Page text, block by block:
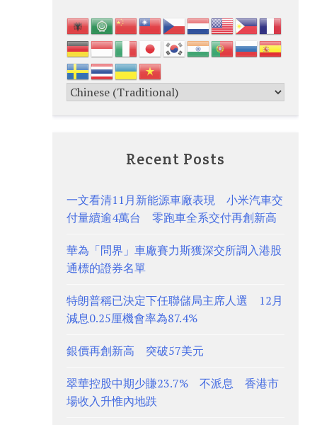
Recent Posts
一文看清11月新能源車廠表現 小米汽車交
付量續逾4萬台 零跑車全系交付再創新高
華為「問界」車廠賽力斯獲深交所調入港股
通標的證券名單
特朗普稱已決定下任聯儲局主席人選 12月
減息0.25厘機會率為87.4%
銀價再創新高 突破57美元
翠華控股中期少賺23.7% 不派息 香港市
場收入升惟內地跌